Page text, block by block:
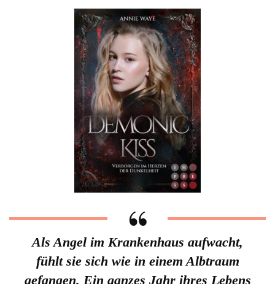
Als Angel im Krankenhaus aufwacht,
fühlt sie sich wie in einem Albtraum
gefangen. Ein ganzes Jahr ihres Lebens